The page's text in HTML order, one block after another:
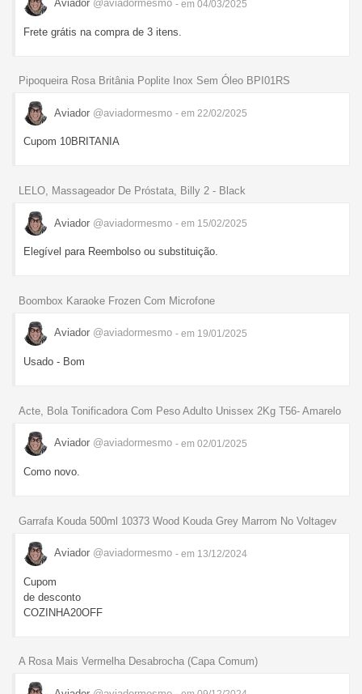
Aviador @aviadormesmo - em 04/03/2025
Frete grátis na compra de 3 itens.
Pipoqueira Rosa Britânia Poplite Inox Sem Óleo BPI01RS
Aviador @aviadormesmo - em 22/02/2025
Cupom 10BRITANIA
LELO, Massageador De Próstata, Billy 2 - Black
Aviador @aviadormesmo - em 15/02/2025
Elegível para Reembolso ou substituição.
Boombox Karaoke Frozen Com Microfone
Aviador @aviadormesmo - em 19/01/2025
Usado - Bom
Acte, Bola Tonificadora Com Peso Adulto Unissex 2Kg T56- Amarelo
Aviador @aviadormesmo - em 02/01/2025
Como novo.
Garrafa Kouda 500ml 10373 Wood Kouda Grey Marrom No Voltagev
Aviador @aviadormesmo - em 13/12/2024
Cupom
de desconto
COZINHA20OFF
A Rosa Mais Vermelha Desabrocha (Capa Comum)